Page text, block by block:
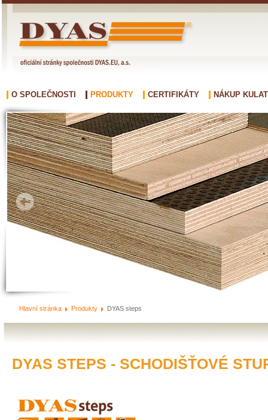
O SPOLEČNOSTI PRODUKTY CERTIFIKÁTY NÁKUP
Hlavní stránka Produkty DYAS steps
DYAS STEPS - SCHODIŠŤOVÉ